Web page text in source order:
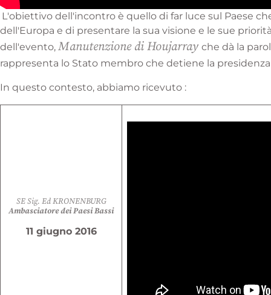
L'obiettivo dell'incontro è quello di far luce sul Paese
dell'Europa e di presentare la sua visione e le sue
dell'evento, Manutenzione di Houjarray che dà la
rappresenta lo Stato membro che detiene la
In questo contesto, abbiamo ricevuto :
SE Sig. Ed KRONENBURG
Ambasciatore dei Paesi Bassi
11 giugno 2016